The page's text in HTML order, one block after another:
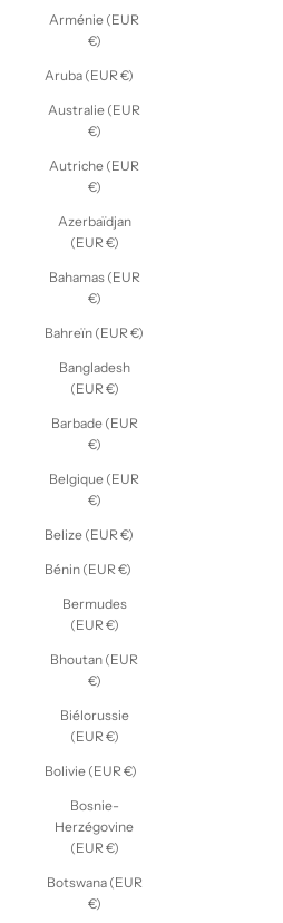
Arménie (EUR
€)
Aruba (EUR €)
Australie (EUR
€)
Autriche (EUR
€)
Azerbaïdjan
(EUR €)
Bahamas (EUR
€)
Bahreïn (EUR €)
Bangladesh
(EUR €)
Barbade (EUR
€)
Belgique (EUR
€)
Belize (EUR €)
Bénin (EUR €)
Bermudes
(EUR €)
Bhoutan (EUR
€)
Biélorussie
(EUR €)
Bolivie (EUR €)
Bosnie-
Herzégovine
(EUR €)
Botswana (EUR
€)